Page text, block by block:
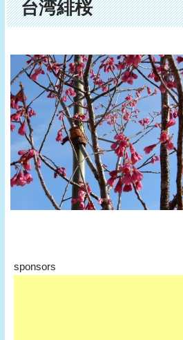
台湾緋桜
sponsors